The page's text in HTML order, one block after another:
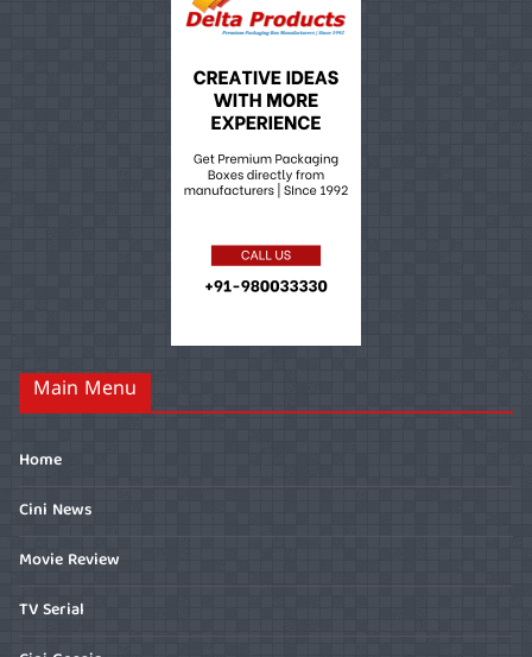
Main Menu
Home
Cini News
Movie Review
TV Serial